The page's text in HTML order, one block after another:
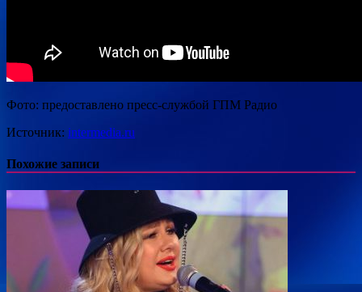
Фото: предоставлено пресс-службой ГПМ Радио
Источник: intermedia.ru
Похожие записи